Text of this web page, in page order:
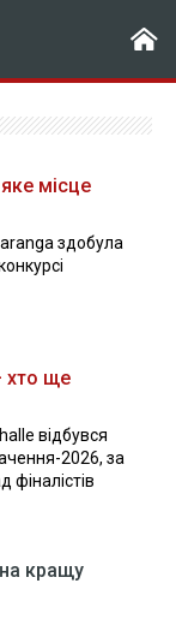
місце
здобула
хто ще
відбувся
2026, за
кращу